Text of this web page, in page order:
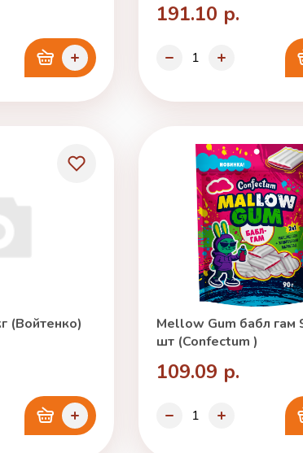
191.10 р.
(Войтенко)
Mellow Gum бабл гам
шт (Confectum )
109.09 р.